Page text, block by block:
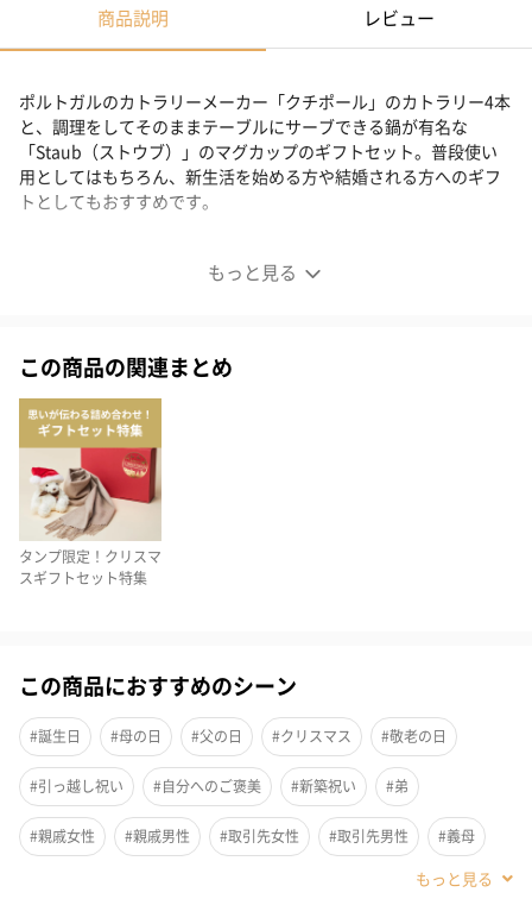
商品説明 レビュー
もっと見る
ポルトガルのカトラリーメーカー「クチポール」のカトラリー4本
と、調理をしてそのままテーブルにサーブできる鍋が有名な
「Staub（ストウブ）」のマグカップのギフトセット。普段使い
用としてはもちろん、新生活を始める方や結婚される方へのギフ
トとしてもおすすめです。
結婚祝いや目上の方やお世話になっている方へ
結婚祝いに実用的で、でもセンスのあるものを贈りたい・・・
品質とひと匙のデザインセンスを兼ね備えたこちらのセットはそ
んな願いを叶えてくれます。
いいものを知っている上司の方や長年お世話になっている方、目
上の方への贈り物にも。
世界中で愛されるポルトガルのカトラリーブランド「Cutipol」の
カトラリーペアセット。
シンプルだけれど飽きの来ない洗練されたデザインはどんなテー
ブルウェアにも合わせやすい。
見た目だけではなく、人間工学に基づいて設計されているので使
い勝手も◯。
この商品の関連まとめ
タンプ限定！クリスマ
スギフトセット特集
この商品におすすめのシーン
#誕生日 #母の日 #父の日 #クリスマス #敬老の日
#引っ越し祝い #自分へのご褒美 #新築祝い #弟
#親戚女性 #親戚男性 #取引先女性 #取引先男性 #義母
#息子